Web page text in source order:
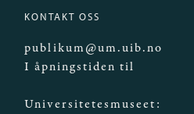
KONTAKT OSS
publikum@um.uib.no
I åpningstiden til
Universitetesmuseet: